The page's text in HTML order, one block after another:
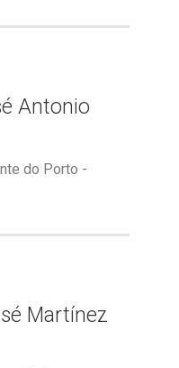
Antonio
do Porto -
Martínez